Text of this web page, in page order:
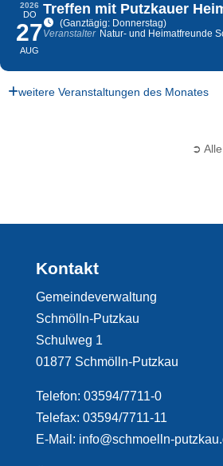
2026
DO
27
AUG
Treffen mit Putzkauer
(Ganztägig: Donnerstag)
Veranstalter Natur- und Heimatfreunde
weitere Veranstaltungen des Monates
➲
Kontakt
Gemeindeverwaltung
Schmölln-Putzkau
Schulweg 1
01877 Schmölln-Putzkau
Telefon: 03594/7711-0
Telefax: 03594/7711-11
E-Mail: info@schmoelln-